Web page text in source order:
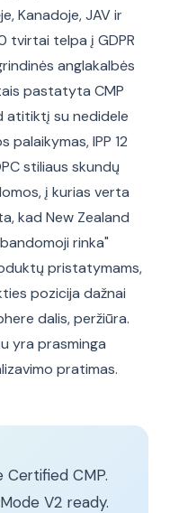
Kanadoje, JAV ir
tvirtai telpa į GDPR
anglakalbės
pastatyta CMP
atitiktį su nedidele
palaikymas, IPP 12
stiliaus skundų
į kurias verta
kad New Zealand
rinka"
pristatymams,
pozicija dažnai
dalis, peržiūra.
yra prasminga
pratimas.
Certified CMP.
V2 ready.